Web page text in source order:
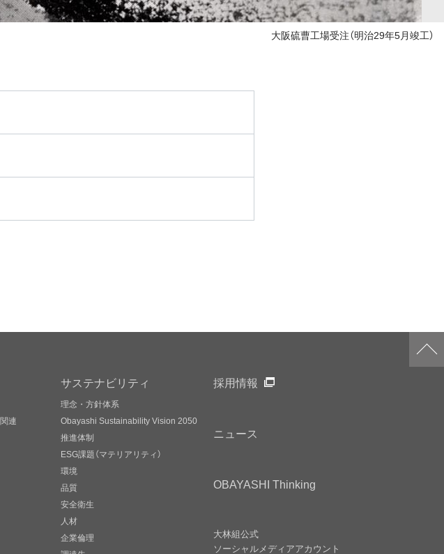
大阪硫曹工場受注（明治29年5月竣工）
連
サステナビリティ
理念・方針体系
Obayashi Sustainability Vision 2050
推進体制
ESG課題（マテリアリティ）
環境
品質
安全衛生
人材
企業倫理
採用情報
ニュース
OBAYASHI Thinking
大林組公式
ソーシャルメディアアカウント